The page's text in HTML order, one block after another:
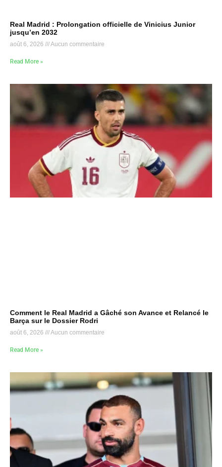
Real Madrid : Prolongation officielle de Vinicius Junior
jusqu’en 2032
août 6, 2026 Aucun commentaire
Read More »
Comment le Real Madrid a Gâché son Avance et Relancé le
Barça sur le Dossier Rodri
août 6, 2026 Aucun commentaire
Read More »